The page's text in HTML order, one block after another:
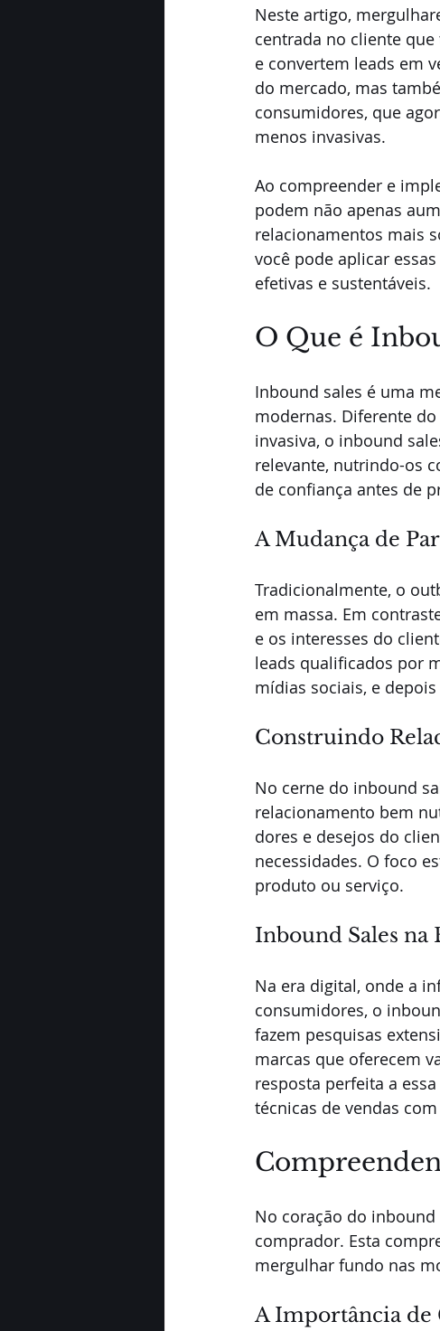
Neste artigo,
centrada no cliente
e convertem leads em
do mercado, mas
consumidores, que
menos invasivas.
Ao compreender e
podem não apenas
relacionamentos mais
você pode aplicar
efetivas e sustentáveis.
O Que é
Inbound sales é uma
modernas. Diferente
invasiva, o inbound
relevante, nutrindo-os
de confiança antes de
A Mudança de
Tradicionalmente, o
em massa. Em
e os interesses do
leads qualificados por
mídias sociais, e
Construindo
No cerne do inbound
relacionamento bem
dores e desejos do
necessidades. O foco
produto ou serviço.
Inbound Sales na
Na era digital, onde a
consumidores, o
fazem pesquisas
marcas que oferecem
resposta perfeita a
técnicas de vendas
No coração do
comprador. Esta
mergulhar fundo nas
A Importância de